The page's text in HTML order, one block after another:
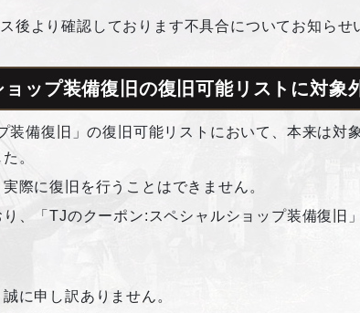
後より確認しております不具合についてお知らせ
ップ装備復旧の復旧可能リストに対象
装備復旧」の復旧可能リストにおいて、本来は対
。
際に復旧を行うことはできません。
、「TJのクーポン:スペシャルショップ装備復旧
に申し訳ありません。